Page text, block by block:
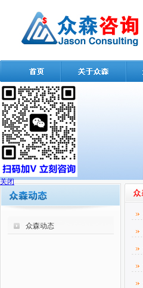
众森动态
关闭